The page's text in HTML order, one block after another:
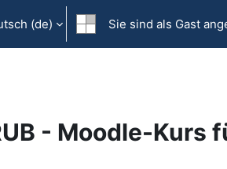
‎(de)‎ Sie sind als Gast
- Moodle-Kurs